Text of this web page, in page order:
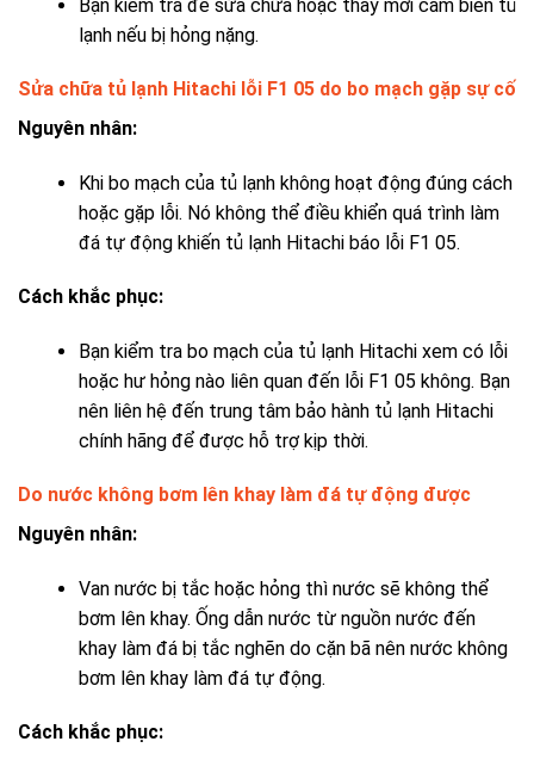
Bạn kiểm tra để sửa chữa hoặc thay mới cảm biến tủ
lạnh nếu bị hỏng nặng.
Sửa chữa tủ lạnh Hitachi lỗi F1 05 do bo mạch gặp sự cố
Nguyên nhân:
Khi bo mạch của tủ lạnh không hoạt động đúng cách
hoặc gặp lỗi. Nó không thể điều khiển quá trình làm
đá tự động khiến tủ lạnh Hitachi báo lỗi F1 05.
Cách khắc phục:
Bạn kiểm tra bo mạch của tủ lạnh Hitachi xem có lỗi
hoặc hư hỏng nào liên quan đến lỗi F1 05 không. Bạn
nên liên hệ đến trung tâm bảo hành tủ lạnh Hitachi
chính hãng để được hỗ trợ kịp thời.
Do nước không bơm lên khay làm đá tự động được
Nguyên nhân:
Van nước bị tắc hoặc hỏng thì nước sẽ không thể
bơm lên khay. Ống dẫn nước từ nguồn nước đến
khay làm đá bị tắc nghẽn do cặn bã nên nước không
bơm lên khay làm đá tự động.
Cách khắc phục: